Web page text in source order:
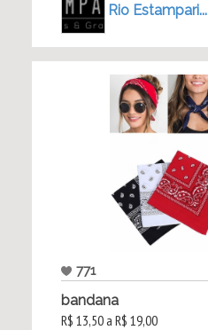
Rio Estampari...
771
bandana
R$ 13,50 a R$ 19,00